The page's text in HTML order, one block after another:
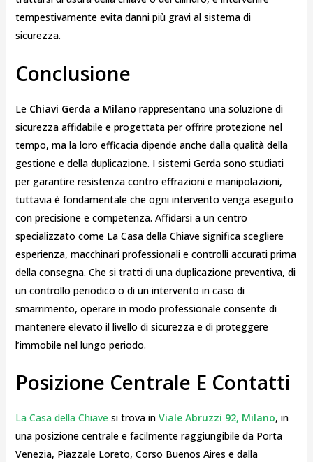
tempestivamente evita danni più gravi al sistema di
sicurezza.
Conclusione
Le Chiavi Gerda a Milano rappresentano una soluzione di
sicurezza affidabile e progettata per offrire protezione nel
tempo, ma la loro efficacia dipende anche dalla qualità della
gestione e della duplicazione. I sistemi Gerda sono studiati
per garantire resistenza contro effrazioni e manipolazioni,
tuttavia è fondamentale che ogni intervento venga eseguito
con precisione e competenza. Affidarsi a un centro
specializzato come La Casa della Chiave significa scegliere
esperienza, macchinari professionali e controlli accurati prima
della consegna. Che si tratti di una duplicazione preventiva, di
un controllo periodico o di un intervento in caso di
smarrimento, operare in modo professionale consente di
mantenere elevato il livello di sicurezza e di proteggere
l’immobile nel lungo periodo.
Posizione Centrale E Contatti
La Casa della Chiave si trova in Viale Abruzzi 92, Milano, in
una posizione centrale e facilmente raggiungibile da Porta
Venezia, Piazzale Loreto, Corso Buenos Aires e dalla